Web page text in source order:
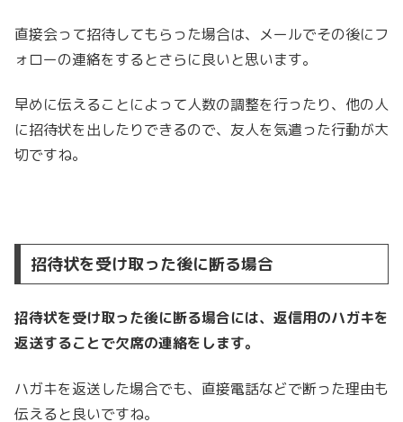
直接会って招待してもらった場合は、メールでその後にフ
ォローの連絡をするとさらに良いと思います。
早めに伝えることによって人数の調整を行ったり、他の人
に招待状を出したりできるので、友人を気遣った行動が大
切ですね。
招待状を受け取った後に断る場合
招待状を受け取った後に断る場合には、返信用のハガキを
返送することで欠席の連絡をします。
ハガキを返送した場合でも、直接電話などで断った理由も
伝えると良いですね。